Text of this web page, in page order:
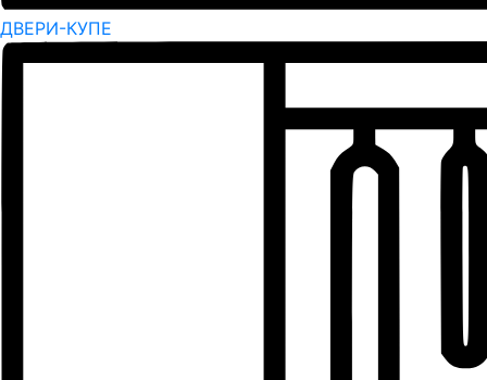
ДВЕРИ-КУПЕ